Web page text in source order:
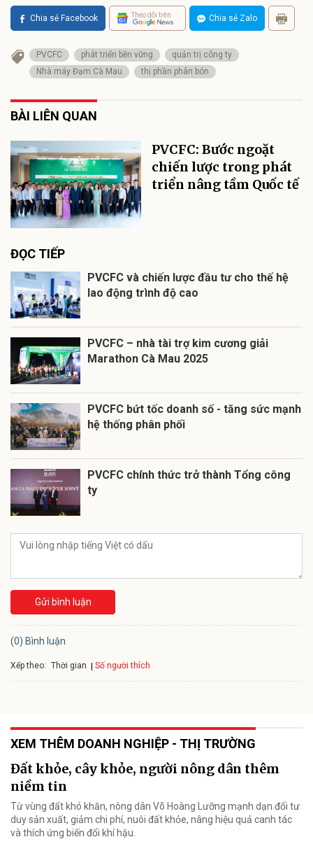
Chia sẻ Facebook Theo dõi trên Chia sẻ Zalo
PVCFC phát triển bền vững
quản trị công ty
Nhà máy Đạm Cà Mau
thị phần phân bón
BÀI LIÊN QUAN
PVCFC: Bước ngoặt
chiến lược trong phát
triển nâng tầm Quốc tế
ĐỌC TIẾP
PVCFC và chiến lược đầu tư cho thế hệ
lao động trình độ cao
PVCFC – nhà tài trợ kim cương giải
Marathon Cà Mau 2025
PVCFC bứt tốc doanh số - tăng sức mạnh
hệ thống phân phối
PVCFC chính thức trở thành Tổng công
ty
Gửi bình luận
(0) Bình luận
Xếp theo: Thời gian Số người thích
XEM THÊM DOANH NGHIỆP - THỊ TRƯỜNG
Đất khỏe, cây khỏe, người nông dân thêm
niềm tin
Từ vùng đất khó khăn, nông dân Võ Hoàng Lưỡng mạnh dạn đổi tư
duy sản xuất, giảm chi phí, nuôi đất khỏe, nâng hiệu quả canh tác
và thích ứng biến đổi khí hậu.